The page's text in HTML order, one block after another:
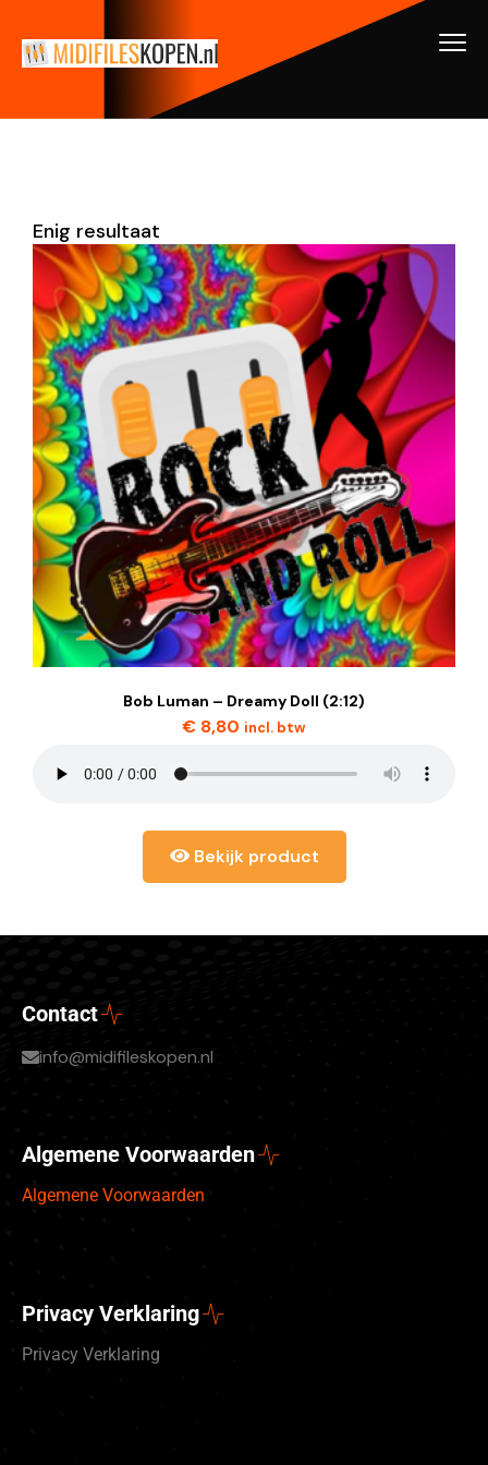
Enig resultaat
Bob Luman – Dreamy Doll (2:12)
€ 8,80 incl. btw
Bekijk product
Contact
info@midifileskopen.nl
Algemene Voorwaarden
Algemene Voorwaarden
Privacy Verklaring
Privacy Verklaring